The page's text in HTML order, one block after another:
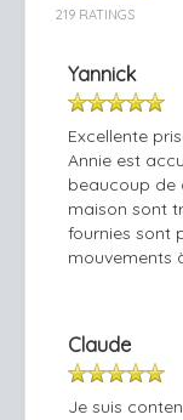
219 RATINGS
Yannick
Excellente
Annie est
beaucoup de
maison sont
fournies sont
mouvements
Claude
Je suis